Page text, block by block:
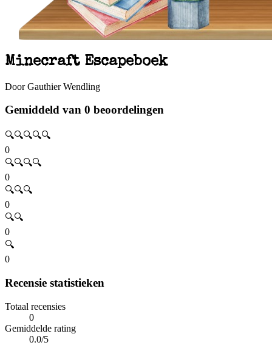
Minecraft Escapeboek
Door Gauthier Wendling
Gemiddeld van 0 beoordelingen
🔍🔍🔍🔍🔍
0
🔍🔍🔍🔍
0
🔍🔍🔍
0
🔍🔍
0
🔍
0
Recensie statistieken
Totaal recensies
0
Gemiddelde rating
0.0/5